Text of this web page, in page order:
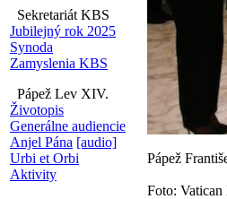
Sekretariát KBS
Jubilejný rok 2025
Synoda
Zamyslenia KBS
Pápež Lev XIV.
Životopis
Generálne audiencie
Anjel Pána [audio]
Urbi et Orbi
Aktivity
Pápež
Foto: Vatican